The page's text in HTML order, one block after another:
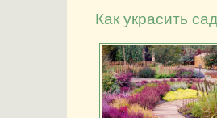
Как украсить